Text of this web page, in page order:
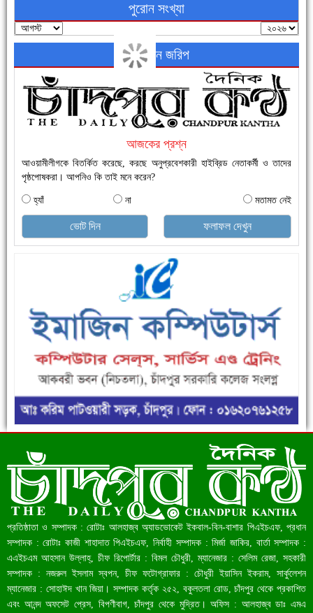
নতুনবাজার ফাঁড়ি পুলিশের অভিযানে ৪০ পিচ ইয়াবাসহ ১ জন গ্রেফতার
এক সপ্তাহে শনাক্ত বেড়েছে ৫৫%, মৃত্যু ৪৬%
ফরিদগঞ্জে ড্রেন ও সড়ক নির্মাণে ধীরগতি জনদুর্ভোগ চরমে
রেকর্ড ৪৫.৪৬ বিলিয়ন ডলারের রিজার্ভ
পুরোন সংখ্যা
অনলাইন জরিপ
আজকের প্রশ্ন
আওয়ামীলীগকে বিতর্কিত করেছে, করছে অনুপ্রবেশকারী হাইব্রিড নেতাকর্মী ও তাদের
পৃষ্ঠপোষকরা। আপনিও কি তাই মনে করেন?
হ্যাঁ না মতামত নেই
ভোট দিন ফলাফল দেখুন
প্রতিষ্ঠাতা ও সম্পাদক : রোটাঃ আলহাজ্ব অ্যাডভোকেট ইকবাল-বিন-বাশার পিএইচএফ, প্রধান
সম্পাদক : রোটাঃ কাজী শাহাদাত পিএইচএফ, নির্বাহী সম্পাদক : মির্জা জাকির, বার্তা সম্পাদক :
এএইচএম আহসান উল্লাহ্, চীফ রিপোর্টার : বিমল চৌধুরী, ম্যানেজার : সেলিম রেজা, সহকারী
সম্পাদক : নজরুল ইসলাম স্বপন, চীফ ফটোগ্রাফার : চৌধুরী ইয়াসিন ইকরাম, সার্কুলেশন
ম্যানেজার : সোহাঈদ খান জিয়া। সম্পাদক কর্তৃক ২৫২, বকুলতলা রোড, চাঁদপুর থেকে প্রকাশিত
এবং আনন্দ অফসেট প্রেস, বিপণীবাগ, চাঁদপুর থেকে মুদ্রিত। অফিস : আলহাজ্ব ডাঃ এমএ